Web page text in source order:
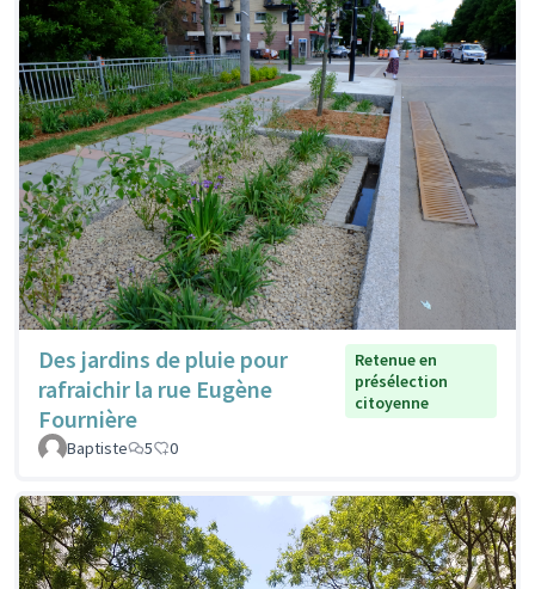
Des jardins de pluie pour
rafraichir la rue Eugène
Fournière
Retenue en
présélection
citoyenne
Baptiste 5 0